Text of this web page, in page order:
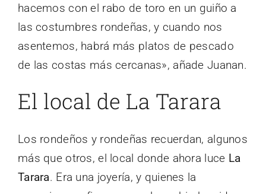
hacemos con el rabo de toro en un guiño a
las costumbres rondeñas, y cuando nos
asentemos, habrá más platos de pescado
de las costas más cercanas», añade Juanan.
El local de La Tarara
Los rondeños y rondeñas recuerdan, algunos
más que otros, el local donde ahora luce La
Tarara. Era una joyería, y quienes la